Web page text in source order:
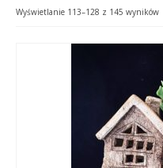
Wyświetlanie 113–128 z 145 wyników